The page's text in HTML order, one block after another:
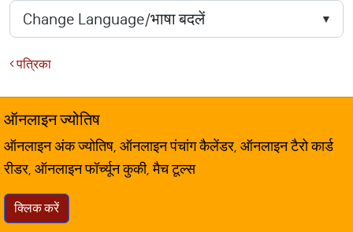
पत्रिका
ऑनलाइन ज्योतिष
ऑनलाइन अंक ज्योतिष, ऑनलाइन पंचांग कैलेंडर, ऑनलाइन टैरो कार्ड
रीडर, ऑनलाइन फॉर्च्यून कुकी, मैच टूल्स
क्लिक करें